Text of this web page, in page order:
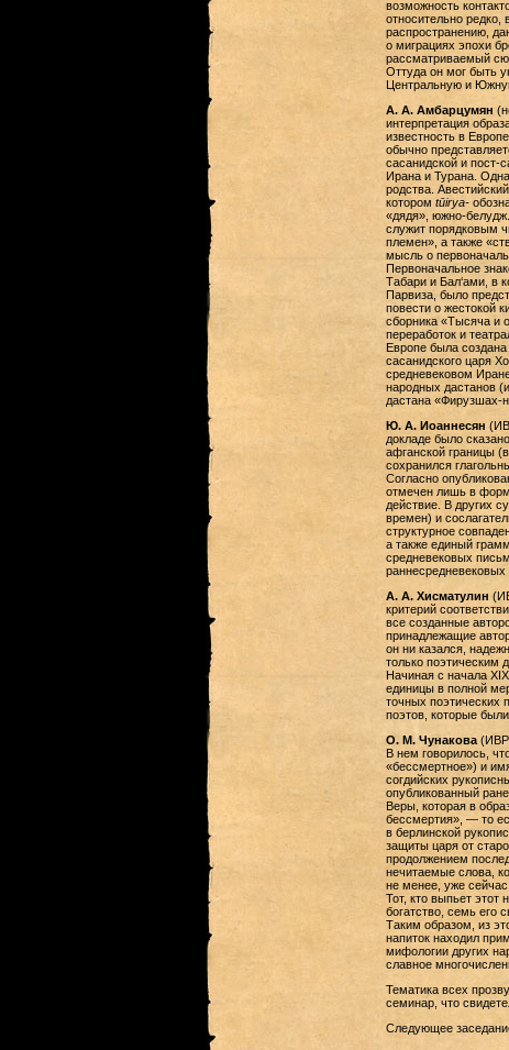
возможность
относительно редко,
распространению,
о миграциях эпохи
рассматриваемый
Оттуда он мог быть
Центральную и
А. А. Амбарцумян
интерпретация
известность в
обычно
сасанидской и пост-
Ирана и Турана.
родства.
котором tūirya-
«дядя», южно-белудж.
служит порядковым
племен», а также
мысль о
Первоначальное
Табари и Бал‘ами, в
Парвиза, было
повести о жестокой
сборника «Тысяча и
переработок и
Европе была создана
сасанидского царя
средневековом
народных дастанов
дастана «Фирузшах-
Ю. А. Иоаннесян
докладе было
афганской границы
сохранился
Согласно
отмечен лишь в
действие. В других
времен) и
структурное
а также единый
средневековых
раннесредневековых
А. А. Хисматулин
критерий
все созданные
принадлежащие
он ни казался,
только поэтическим
Начиная с начала
единицы в полной
точных поэтических
поэтов, которые
О. М. Чунакова (ИВР
В нем говорилось,
«бессмертное») и
согдийских
опубликованный
Веры, которая в
бессмертия», — то
в берлинской
защиты царя от
продолжением
нечитаемые слова,
не менее, уже
Тот, кто выпьет этот
богатство, семь его
Таким образом, из
напиток находил
мифологии других
славное
Тематика всех
семинар, что
Следующее